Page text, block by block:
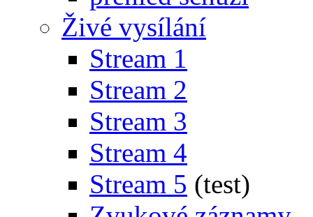
Živé vysílání
Stream 1
Stream 2
Stream 3
Stream 4
Stream 5 (test)